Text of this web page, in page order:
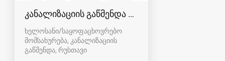
კანალიზაციის გაწმენდა რუსთავში - 591004680
ხელოსანი/საყოფაცხოვრებო
მომსახურება, კანალიზაციის
გაწმენდა რუსთავი